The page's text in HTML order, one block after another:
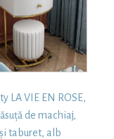
LA VIE EN ROSE,
de machiaj,
taburet, alb